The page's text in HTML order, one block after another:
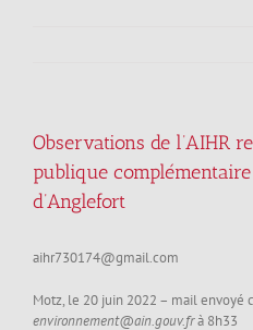
Observations de l’AIHR
publique
d’Anglefort
aihr730174@gmail.com
Motz, le 20 juin 2022 – mail envoyé
environnement@ain.gouv.frà 8h33